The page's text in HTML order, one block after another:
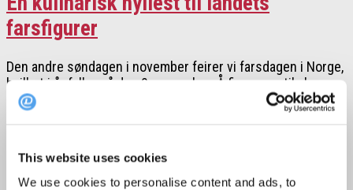
This website uses cookies
We use cookies to personalise content and ads, to
farsfigurer
Den andre søndagen i november feirer vi farsdagen i Norge,
hvilket i år faller på den 9. november. Å finne noe til «han
som har alt» kan være litt av en utfordring. Da er
opplevelsesgaver, som et uforglemmelig måltid sammen